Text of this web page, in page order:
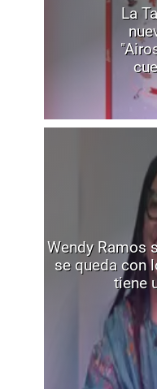
La
Wendy Ramos
se queda con
tiene